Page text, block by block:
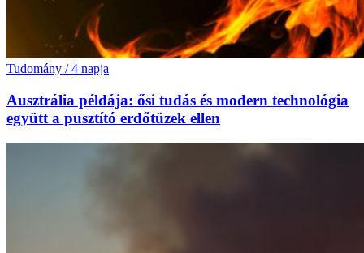
Tudomány / 4 napja
Ausztrália példája: ősi tudás és modern technológia
együtt a pusztító erdőtüzek ellen